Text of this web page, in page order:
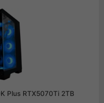
Plus RTX5070Ti 2TB